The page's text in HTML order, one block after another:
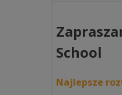
School
Najlepsze